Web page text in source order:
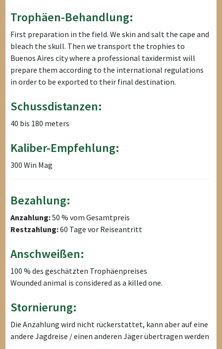
Trophäen-Behandlung:
First preparation in the field. We skin and salt the cape and
bleach the skull. Then we transport the trophies to
Buenos Aires city where a professional taxidermist will
prepare them according to the international regulations
in order to be exported to their final destination.
Schussdistanzen:
40 bis 180 meters
Kaliber-Empfehlung:
300 Win Mag
Bezahlung:
Anzahlung:50 % vom Gesamtpreis
Restzahlung:60 Tage vor Reiseantritt
Anschweißen:
100 % des geschätzten Trophäenpreises
Wounded animal is considered as a killed one.
Stornierung:
Die Anzahlung wird nicht rückerstattet, kann aber auf eine
andere Jagdreise / einen anderen Jäger übertragen werden